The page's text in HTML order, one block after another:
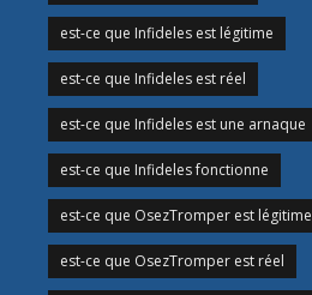
est-ce que Infideles est légitime
est-ce que Infideles est réel
est-ce que Infideles est une arnaque
est-ce que Infideles fonctionne
est-ce que OsezTromper est légitime
est-ce que OsezTromper est réel